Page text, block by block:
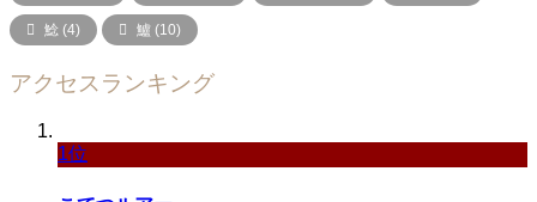
鯰 (4) 鱸 (10)
アクセスランキング
1位